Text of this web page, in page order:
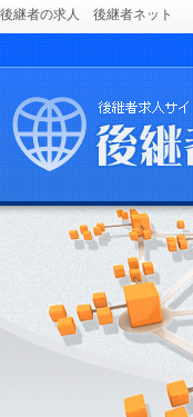
後継者の求人 後継者ネット